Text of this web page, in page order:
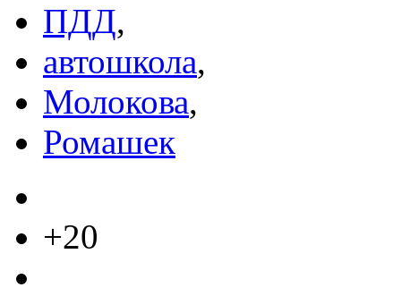
ПДД,
автошкола,
Молокова,
Ромашек
+20